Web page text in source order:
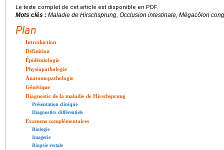
Le texte complet de cet article est disponible en PDF.
Mots clés : Maladie de Hirschsprung, Occlusion intestinale, Mégacôlon
Plan
Introduction
Définition
Épidémiologie
Physiopathologie
Anatomopathologie
Génétique
Diagnostic de la maladie de Hirschsprung
Présentation clinique
Diagnostics différentiels
Examens complémentaires
Biologie
Imagerie
Biopsie rectale